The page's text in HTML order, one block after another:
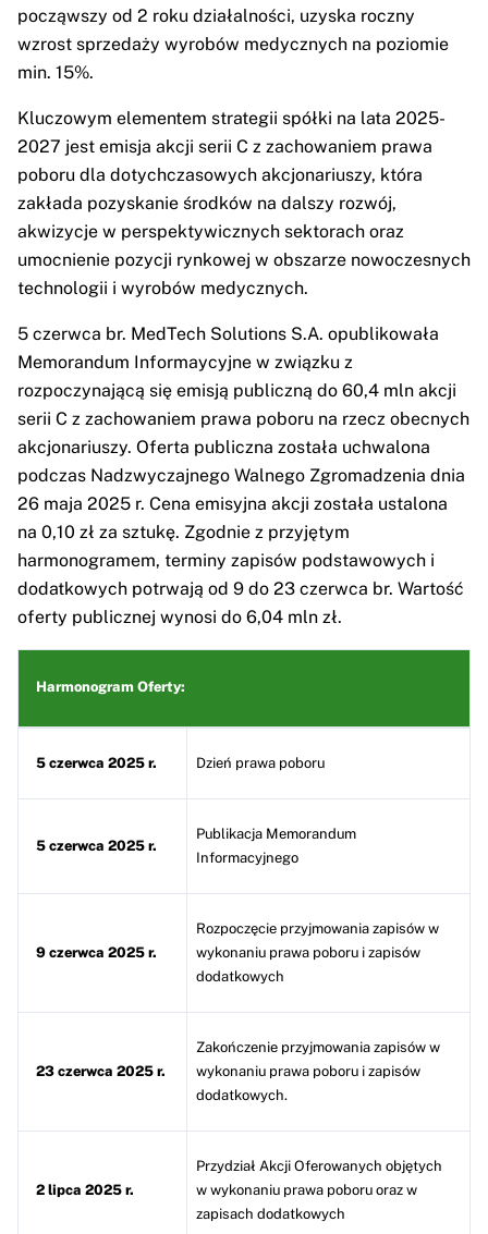
począwszy od 2 roku działalności, uzyska roczny
wzrost sprzedaży wyrobów medycznych na poziomie
min. 15%.
Kluczowym elementem strategii spółki na lata 2025-
2027 jest emisja akcji serii C z zachowaniem prawa
poboru dla dotychczasowych akcjonariuszy, która
zakłada pozyskanie środków na dalszy rozwój,
akwizycje w perspektywicznych sektorach oraz
umocnienie pozycji rynkowej w obszarze nowoczesnych
technologii i wyrobów medycznych.
5 czerwca br. MedTech Solutions S.A. opublikowała
Memorandum Informaycyjne w związku z
rozpoczynającą się emisją publiczną do 60,4 mln akcji
serii C z zachowaniem prawa poboru na rzecz obecnych
akcjonariuszy. Oferta publiczna została uchwalona
podczas Nadzwyczajnego Walnego Zgromadzenia dnia
26 maja 2025 r. Cena emisyjna akcji została ustalona
na 0,10 zł za sztukę. Zgodnie z przyjętym
harmonogramem, terminy zapisów podstawowych i
dodatkowych potrwają od 9 do 23 czerwca br. Wartość
oferty publicznej wynosi do 6,04 mln zł.
Harmonogram Oferty:
5 czerwca 2025 r. Dzień prawa poboru
5 czerwca 2025 r.
Publikacja Memorandum
Informacyjnego
9 czerwca 2025 r.
Rozpoczęcie przyjmowania zapisów w
wykonaniu prawa poboru i zapisów
dodatkowych
23 czerwca 2025 r.
Zakończenie przyjmowania zapisów w
wykonaniu prawa poboru i zapisów
dodatkowych.
2 lipca 2025 r.
Przydział Akcji Oferowanych objętych
w wykonaniu prawa poboru oraz w
zapisach dodatkowych